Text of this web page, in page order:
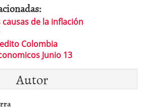
causas de la inflación
Colombia
Junio 13
Autor